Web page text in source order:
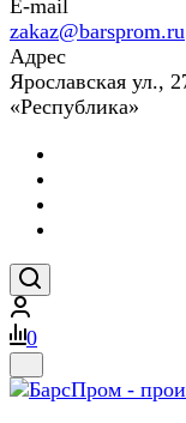
E-mail
zakaz@barsprom.ru
Адрес
Ярославская ул.,
«Республика»
0